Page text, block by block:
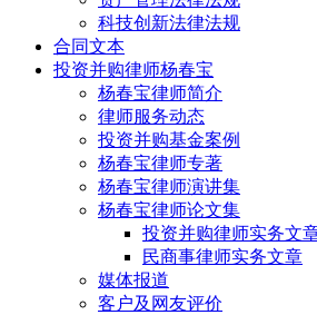
科技创新法律法规
合同文本
投资并购律师杨春宝
杨春宝律师简介
律师服务动态
投资并购基金案例
杨春宝律师专著
杨春宝律师演讲集
杨春宝律师论文集
投资并购律师实务文
民商事律师实务文章
媒体报道
客户及网友评价